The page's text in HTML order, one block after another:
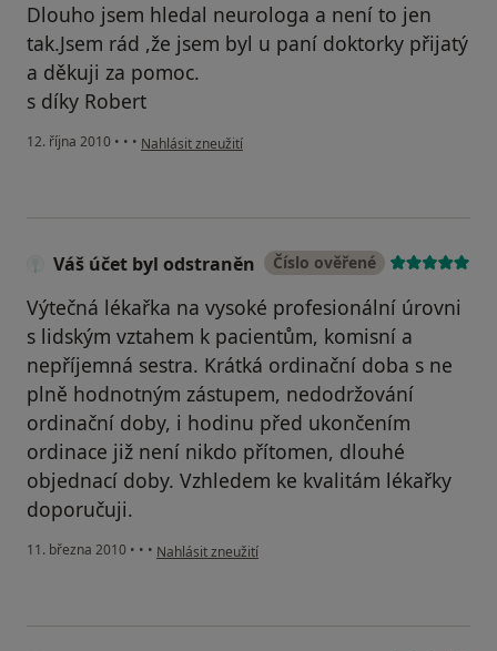
Dlouho jsem hledal neurologa a není to jen
tak.Jsem rád ,že jsem byl u paní doktorky přijatý
a děkuji za pomoc.
s díky Robert
12. října 2010 • • • podle názoru uživatele Pacient
Nahlásit zneužití
Váš účet byl odstraněn Číslo ověřené
Výtečná lékařka na vysoké profesionální úrovni
s lidským vztahem k pacientům, komisní a
nepříjemná sestra. Krátká ordinační doba s ne
plně hodnotným zástupem, nedodržování
ordinační doby, i hodinu před ukončením
ordinace již není nikdo přítomen, dlouhé
objednací doby. Vzhledem ke kvalitám lékařky
doporučuji.
11. března 2010 • • • podle názoru uživatele Váš účet byl odstraněn
Nahlásit zneužití